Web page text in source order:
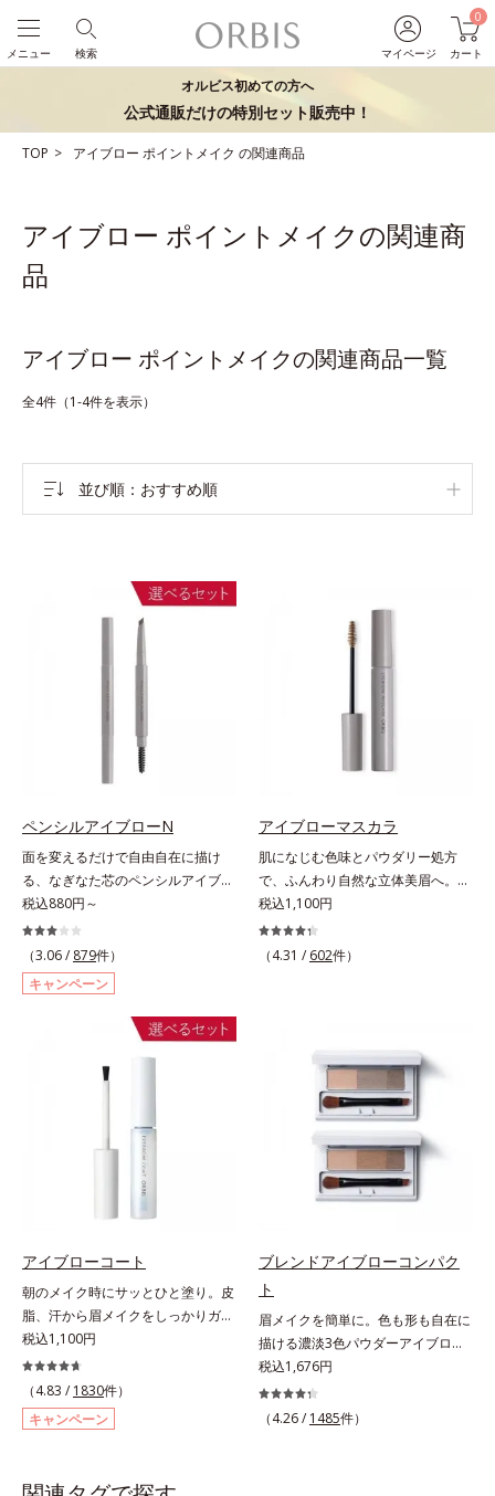
マイページ
0
カート
検索
メニュー
オルビス初めての方へ
公式通販だけの特別セット販売中！
TOP アイブロー ポイントメイク の関連商品
アイブロー ポイントメイクの関連商
品
アイブロー ポイントメイクの関連商品一覧
全4件（1-4件を表示）
並び順 おすすめ順
ペンシルアイブローN
面を変えるだけで自由自在に描け
る、なぎなた芯のペンシルアイブロ
ー。角度を変えるだけで自由自在に
描けるペンシルアイブローです。な
ぎなた芯だから、接地面を変えるだ
けで太い線から細い線まで、テクニ
ックいらずで簡単に。スムースライ
ン成分(*)配合で、毛の1本1本まで
軽やかに描けます。ペンシルの後ろ
にはスクリューブラシが付いている
ので、毛流れを整えたり、色をなじ
活躍。これ1本で完成度の高い、ふ
んわり眉に仕上がります。※中身を
取り替えられるリフィルをご用意し
イソステアリル/フィトステリル）
配合＝感触向上成分
税込880円～
（3.06 / 879件）
キャンペーン
アイブローマスカラ
肌になじむ色味とパウダリー処方
で、ふんわり自然な立体美眉へ。使
いやすさと仕上がりの美しさを追求
した眉マスカラです。日本人の肌に
自然になじむ、色調と彩度にこだわ
税込1,100円
（4.31 / 602件）
アイブローコート
朝のメイク時にサッとひと塗り。皮
脂、汗から眉メイクをしっかりガー
ド！。メイク時に描いた眉の上から
サッとひと塗りするだけで、描いた
ままの美しい眉を長時間キープしま
す。汗、皮脂、こすれなどから美し
い眉をしっかり守るウォータープル
税込1,100円
（4.83 / 1830件）
キャンペーン
ブレンドアイブローコンパク
ト
眉メイクを簡単に。色も形も自在に
描ける濃淡3色パウダーアイブロ
ー。眉は髪の色に合わせると自然。
濃淡3色セットなら、混ぜ方次第で
自分にぴったりの眉色が作れます。
税込1,676円
（4.26 / 1485件）